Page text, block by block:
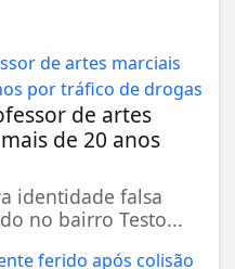
de artes
de 20 anos
identidade falsa
no bairro Testo...